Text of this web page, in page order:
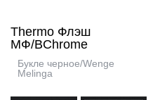
Thermo Флэш
МФ/BChrome
Букле черное/Wenge
Melinga